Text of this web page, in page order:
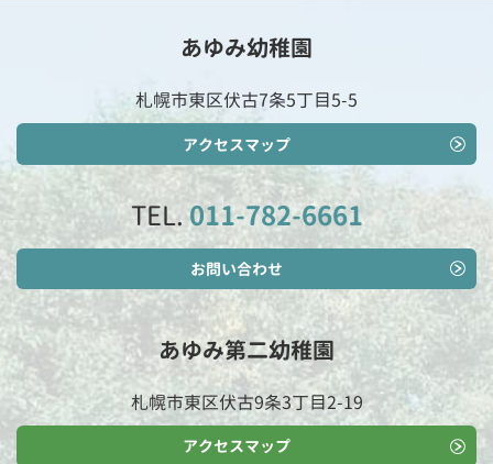
あゆみ幼稚園
札幌市東区伏古7条5丁目5-5
アクセスマップ
TEL.011-782-6661
お問い合わせ
あゆみ第二幼稚園
札幌市東区伏古9条3丁目2-19
アクセスマップ